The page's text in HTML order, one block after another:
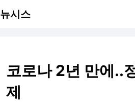
뉴시스
코로나 2년 만에..
제